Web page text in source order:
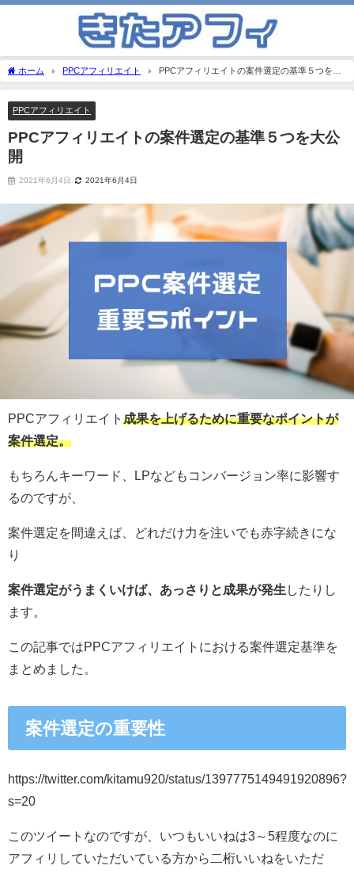
ホーム PPCアフィリエイト
PPCアフィリエイトの案件選定の基準５つを大
公開
PPCアフィリエイト
PPCアフィリエイトの案件選定の基準５つを大公
開
2021年6月4日 2021年6月4日
PPCアフィリエイト 成果を上げるために重要なポイントが
案件選定。
もちろんキーワード、LPなどもコンバージョン率に影響す
るのですが、
案件選定を間違えば、どれだけ力を注いでも赤字続きにな
り
案件選定がうまくいけば、あっさりと成果が発生 したりし
ます。
この記事ではPPCアフィリエイトにおける案件選定基準を
まとめました。
案件選定の重要性
https://twitter.com/kitamu920/status/1397775149491920896?
s=20
このツイートなのですが、いつもいいねは3～5程度なのに
アフィリしていただいている方から二桁いいねをいただ